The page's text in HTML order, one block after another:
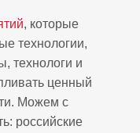
, которые
технологии,
технологи и
ценный
Можем с
российские